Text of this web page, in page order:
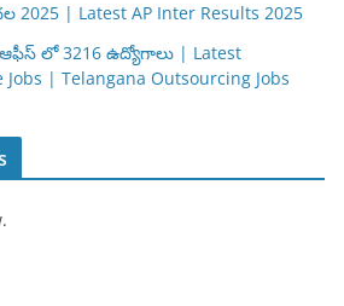
2025 | Latest AP Inter Results 2025
లో 3216 ఉద్యోగాలు | Latest
Jobs | Telangana Outsourcing Jobs